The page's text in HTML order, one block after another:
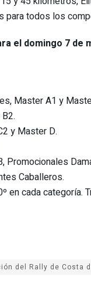
para todos los
el domingo 7 de
Master A1 y
y Master D.
Promocionales
Caballeros.
en cada categoría.
del Rally de Costa